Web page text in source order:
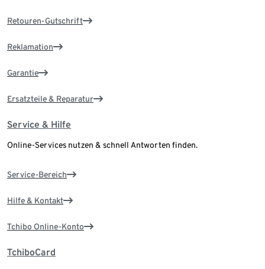
Retouren-Gutschrift
Reklamation
Garantie
Ersatzteile & Reparatur
Service & Hilfe
Online-Services nutzen & schnell Antworten finden.
Service-Bereich
Hilfe & Kontakt
Tchibo Online-Konto
TchiboCard